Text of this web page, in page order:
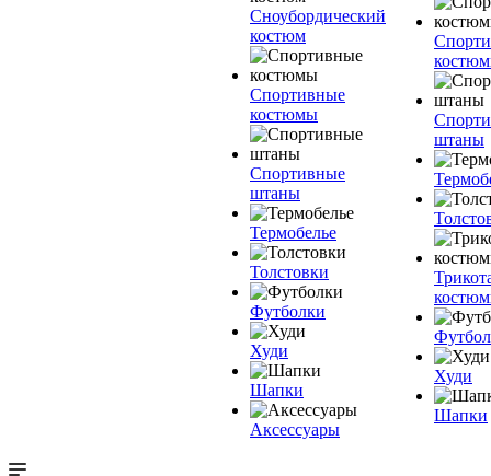
Сноубордический
костюм
Спортивные
костюмы
Спортивные
штаны
Термобелье
Толстовки
Футболки
Худи
Шапки
Аксессуары
штаны
Худи
Шапки